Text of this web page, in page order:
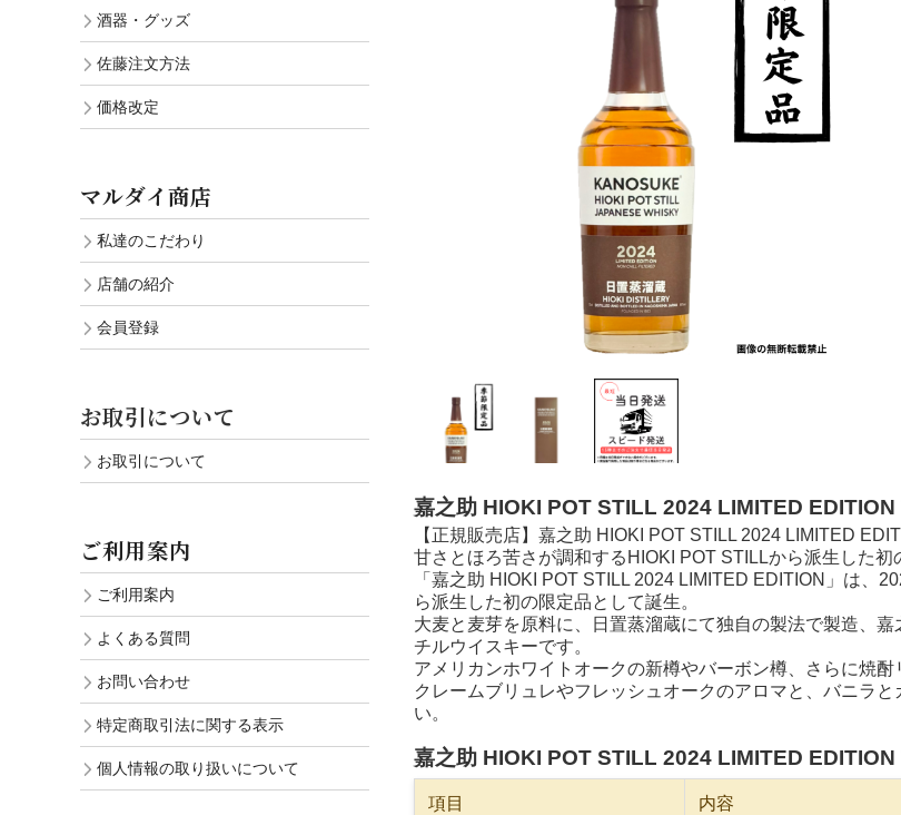
佐藤注文方法
嘉之助 HIOKI POT STILL 2024 LIMITED EDITION
【正規販売店】嘉之助 HIOKI POT STILL 2024 LIMITED
甘さとほろ苦さが調和するHIOKI POT STILLから派生した初
「嘉之助 HIOKI POT STILL 2024 LIMITED EDITION」は、
ら派生した初の限定品として誕生。
大麦と麦芽を原料に、日置蒸溜蔵にて独自の製法で製造、
チルウイスキーです。
アメリカンホワイトオークの新樽やバーボン樽、さらに焼
クレームブリュレやフレッシュオークのアロマと、バニラ
い。
嘉之助 HIOKI POT STILL 2024 LIMITED EDITION
項目 内容
酒器・グッズ
佐藤注文方法
価格改定
マルダイ商店
私達のこだわり
店舗の紹介
会員登録
お取引について
お取引について
ご利用案内
ご利用案内
よくある質問
お問い合わせ
特定商取引法に関する表示
個人情報の取り扱いについて